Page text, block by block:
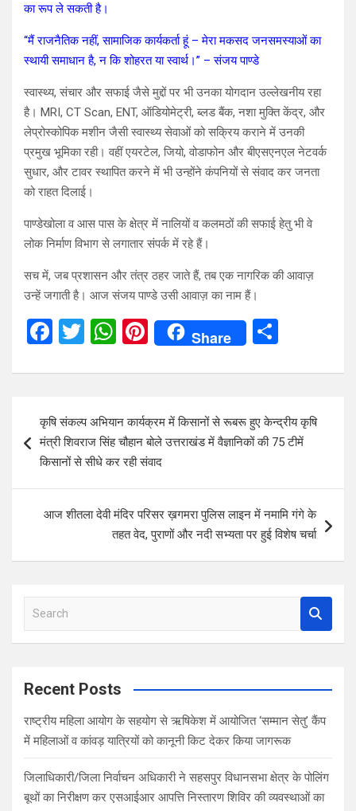
का रूप ले सकती है।
“मैं राजनैतिक नहीं, सामाजिक कार्यकर्ता हूं – मेरा मकसद जनसमस्याओं का
स्थायी समाधान है, न कि शोहरत या स्वार्थ।” – संजय पाण्डे
स्वास्थ्य, संचार और सफाई जैसे मुद्दों पर भी उनका योगदान उल्लेखनीय रहा
है। MRI, CT Scan, ENT, ऑडियोमेट्री, ब्लड बैंक, नशा मुक्ति केंद्र, और
लेप्रोस्कोपिक मशीन जैसी स्वास्थ्य सेवाओं को सक्रिय कराने में उनकी
प्रमुख भूमिका रही। वहीं एयरटेल, जियो, वोडाफोन और बीएसएनएल नेटवर्क
सुधार, और टावर स्थापित करने में भी उन्होंने कंपनियों से संवाद कर जनता
को राहत दिलाई।
पाण्डेखोला व आस पास के क्षेत्र में नालियों व कलमठों की सफाई हेतु भी वे
लोक निर्माण विभाग से लगातार संपर्क में रहे हैं।
सच में, जब प्रशासन और तंत्र ठहर जाते हैं, तब एक नागरिक की आवाज़
उन्हें जगाती है। आज संजय पाण्डे उसी आवाज़ का नाम हैं।
F
ce
o
o
k
T
tt
W
at
A
p
p
Pi
er
es
t
Share
ar
navigation
कृषि संकल्प अभियान कार्यक्रम में किसानों से रूबरू हुए केन्द्रीय कृषि
मंत्री शिवराज सिंह चौहान बोले उत्तराखंड में वैज्ञानिकों की 75 टीमें
किसानों से सीधे कर रही संवाद
आज शीतला देवी मंदिर परिसर ख़गमरा पुलिस लाइन में नमामि गंगे के
तहत वेद, पुराणों और नदी सभ्यता पर हुई विशेष चर्चा
a
c
Recent Posts
राष्ट्रीय महिला आयोग के सहयोग से ऋषिकेश में आयोजित ‘सम्मान सेतु’ कैंप
में महिलाओं व कांवड़ यात्रियों को कानूनी किट देकर किया जागरूक
जिलाधिकारी/जिला निर्वाचन अधिकारी ने सहसपुर विधानसभा क्षेत्र के पोलिंग
बूथों का निरीक्षण कर एसआईआर आपत्ति निस्तारण शिविर की व्यवस्थाओं का